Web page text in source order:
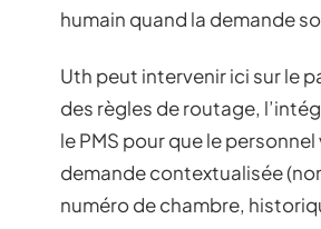
humain quand la demande
Uth peut intervenir ici sur le
des règles de routage,
le PMS pour que le personnel
demande contextualisée
numéro de chambre,